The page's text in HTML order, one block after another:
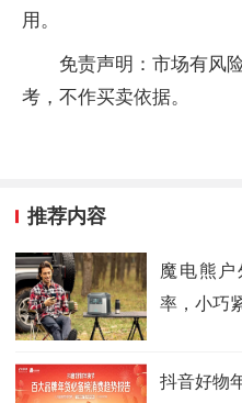
用。
免责声明：市场有风
考，不作买卖依据。
推荐内容
魔电熊
率，小巧
抖音好物